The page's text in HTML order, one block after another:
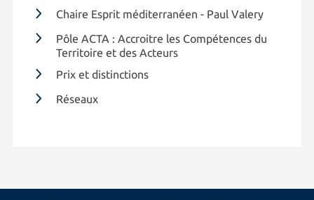
Chaire Esprit méditerranéen - Paul Valery
Pôle ACTA : Accroitre les Compétences du
Territoire et des Acteurs
Prix et distinctions
Réseaux